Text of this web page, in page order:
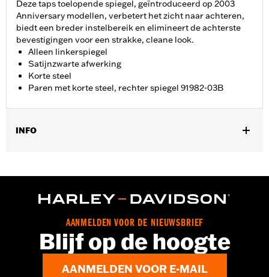
Deze taps toelopende spiegel, geïntroduceerd op 2003
Anniversary modellen, verbetert het zicht naar achteren,
biedt een breder instelbereik en elimineert de achterste
bevestigingen voor een strakke, cleane look.
Alleen linkerspiegel
Satijnzwarte afwerking
Korte steel
Paren met korte steel, rechter spiegel 91982-03B
INFO
FLTRXRRSE, '24-later FLTRXSTSE en Revolution Max, VRSCF
en XG750A modellen). Voor Street Glide-modellen is een
afzonderlijke aanschaf van de kuipplugset P/N 57300063
stuur gemonteerd.
Bevestigingsstijl:Stuurbevestiging
Zijde motorfiets:Links
AANMELDEN VOOR DE NIEUWSBRIEF
Blijf op de hoogte
AANMELDEN VOOR E-MAIL